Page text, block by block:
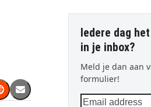
Iedere dag
in je inbox?
Meld je dan aan
formulier!
Email